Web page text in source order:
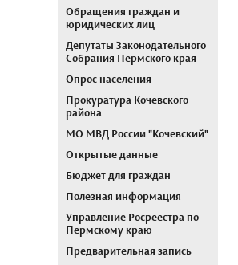
Обращения граждан и
юридических лиц
Депутаты Законодательного
Собрания Пермского края
Опрос населения
Прокуратура Кочевского
района
МО МВД России "Кочевский"
Открытые данные
Бюджет для граждан
Полезная информация
Управление Росреестра по
Пермскому краю
Предварительная запись